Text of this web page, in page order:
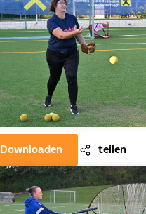
Downloaden teilen